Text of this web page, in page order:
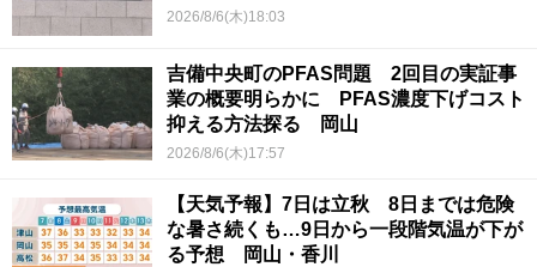
2026/8/6(木)18:03
吉備中央町のPFAS問題 2回目の実証事
業の概要明らかに PFAS濃度下げコスト
抑える方法探る 岡山
2026/8/6(木)17:57
【天気予報】7日は立秋 8日までは危険
な暑さ続くも…9日から一段階気温が下が
る予想 岡山・香川